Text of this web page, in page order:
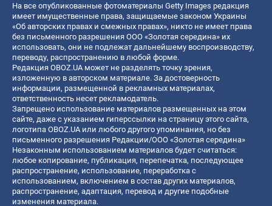
На все опубликованные фотоматериалы Getty Images редакция
имеет имущественные права, защищаемые законом Украины
«Об авторских правах и смежных правах», никто не имеет права
без письменного разрешения ООО «Золотая середина» их
использовать, они не подлежат дальнейшему воспроизводству,
переводу, распространению в любой форме.
Редакция OBOZ.UA может не разделять точку зрения,
изложенную в авторском материале. За достоверность
информации, размещенной в рекламных материалах,
ответственность несет рекламодатель.
Запрещено использование материалов размещенных на этом
сайте, даже с указанием гиперссылки на страницу этого сайта,
логотипа OBOZ.UA или любого другого упоминания, но без
письменного разрешения Редакции/ООО «Золотая середина»
Незаконным использованием материалов будет считаться:
любое копирование, публикация, перепечатка, последующее
распространение, использование, переработка с
использованием, включением в состав других материалов,
распространение, адаптация, перевод и другие подобные
изменения материала.